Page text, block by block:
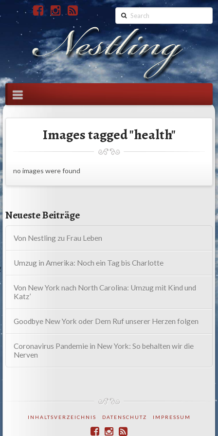
Search
Navigation
Images tagged "health"
no images were found
Neueste Beiträge
Von Nestling zu Frau Leben
Umzug in Amerika: Noch ein Tag bis Charlotte
Von New York nach North Carolina: Umzug mit Kind und
Katz’
Goodbye New York oder Dem Ruf unserer Herzen folgen
Coronavirus Pandemie in New York: So behalten wir die
Nerven
INHALTSVERZEICHNIS DATENSCHUTZ IMPRESSUM